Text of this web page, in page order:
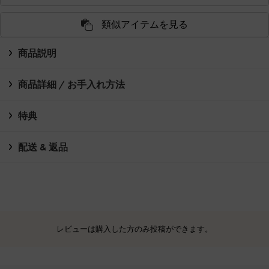
類似アイテムを見る
商品説明
商品詳細 / お手入れ方法
特典
配送 & 返品
レビューは購入した方のみ投稿ができます。